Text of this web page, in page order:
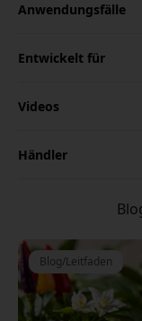
Anwendungsfälle
Entwickelt für
Videos
Händler
Blog/Leitfaden